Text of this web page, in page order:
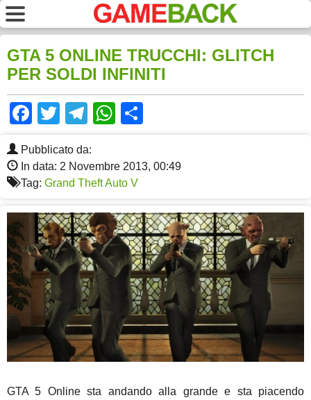
GTA 5 ONLINE TRUCCHI: GLITCH
PER SOLDI INFINITI
Facebook
TwitterTelegram
WhatsApp
Pubblicato da:
In data: 2 Novembre 2013, 00:49
Tag: Grand Theft Auto V
GTA 5 Online sta andando alla grande e sta piacendo